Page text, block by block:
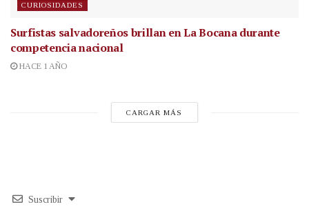
CURIOSIDADES
Surfistas salvadoreños brillan en La Bocana durante
competencia nacional
HACE 1 AÑO
CARGAR MÁS
Suscribir